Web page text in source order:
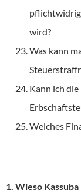
pflichtwidrig
wird?
Was kann
Kann ich
Welches
1. Wieso